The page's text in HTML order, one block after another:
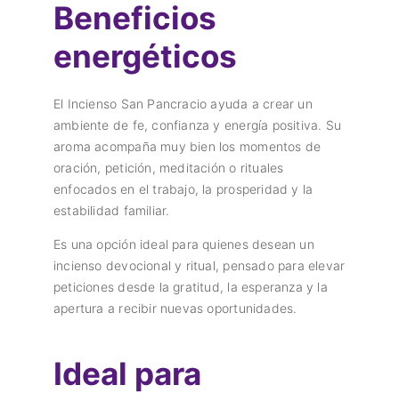
Beneficios
energéticos
El Incienso San Pancracio ayuda a crear un
ambiente de fe, confianza y energía positiva. Su
aroma acompaña muy bien los momentos de
oración, petición, meditación o rituales
enfocados en el trabajo, la prosperidad y la
estabilidad familiar.
Es una opción ideal para quienes desean un
incienso devocional y ritual, pensado para elevar
peticiones desde la gratitud, la esperanza y la
apertura a recibir nuevas oportunidades.
Ideal para